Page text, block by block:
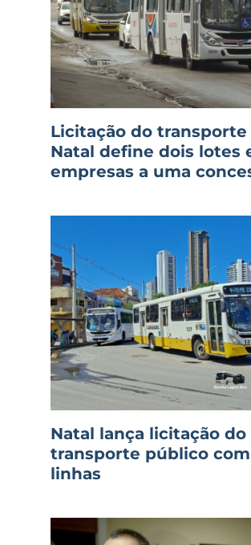
Licitação do transporte
Natal define dois lotes
empresas a uma
Natal lança licitação do
transporte público
linhas